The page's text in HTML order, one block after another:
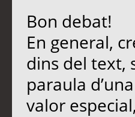
Bon debat!
En general,
dins del text,
paraula
valor